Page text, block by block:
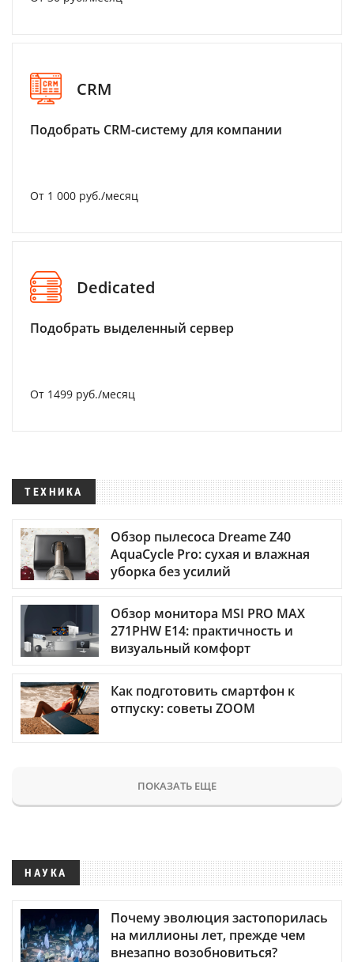
CRM
Подобрать CRM-систему для компании
От 1 000 руб./месяц
Dedicated
Подобрать выделенный сервер
От 1499 руб./месяц
ТЕХНИКА
Обзор пылесоса Dreame Z40
AquaCycle Pro: сухая и влажная
уборка без усилий
Обзор монитора MSI PRO MAX
271PHW E14: практичность и
визуальный комфорт
Как подготовить смартфон к
отпуску: советы ZOOM
ПОКАЗАТЬ ЕЩЕ
НАУКА
Почему эволюция застопорилась
на миллионы лет, прежде чем
внезапно возобновиться?